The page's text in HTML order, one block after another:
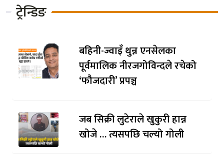
ट्रेन्डिङ
बहिनी-ज्वाइँ थुन्न एनसेलका
पूर्वमालिक नीरजगोविन्दले रचेको
‘फौजदारी’ प्रपञ्च
जब सिक्री लुटेराले खुकुरी हान्न
खोजे … त्यसपछि चल्यो गोली